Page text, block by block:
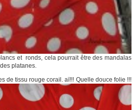
et ronds, cela pourrait être des mandalas
platanes.
de tissu rouge corail. aï!!! Quelle douce folie !!!